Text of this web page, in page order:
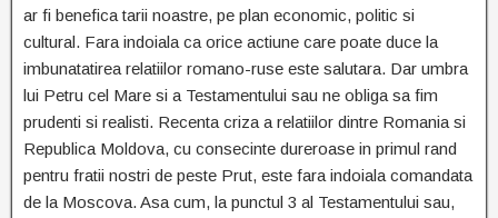
ar fi benefica tarii noastre, pe plan economic, politic si
cultural. Fara indoiala ca orice actiune care poate duce la
imbunatatirea relatiilor romano-ruse este salutara. Dar umbra
lui Petru cel Mare si a Testamentului sau ne obliga sa fim
prudenti si realisti. Recenta criza a relatiilor dintre Romania si
Republica Moldova, cu consecinte dureroase in primul rand
pentru fratii nostri de peste Prut, este fara indoiala comandata
de la Moscova. Asa cum, la punctul 3 al Testamentului sau,